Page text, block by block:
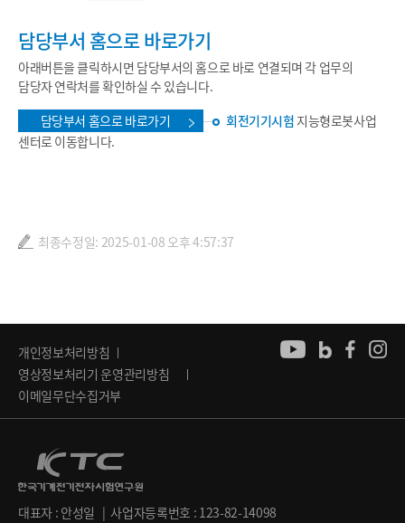
담당부서 홈으로 바로가기
아래버튼을 클릭하시면 담당부서의 홈으로 바로 연결되며 각 업무의
담당자 연락처를 확인하실 수 있습니다.
담당부서 홈으로 바로가기
회전기기시험 지능형로봇사업
센터로 이동합니다.
최종수정일: 2025-01-08 오후 4:57:37
개인정보처리방침
영상정보처리기 운영관리방침
이메일무단수집거부
대표자 : 안성일 | 사업자등록번호 : 123-82-14098